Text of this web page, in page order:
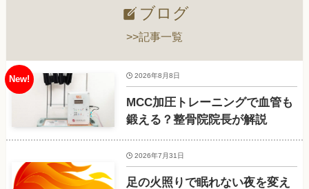
ブログ
>>記事一覧
MCC加圧トレーニングで血管も
鍛える？整骨院院長が解説
2026年8月8日
足の火照りで眠れない夜を変え
2026年7月31日